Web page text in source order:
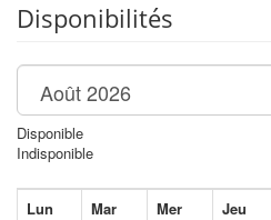
Disponibilités
Disponible
Indisponible
Lun Mar Mer Jeu